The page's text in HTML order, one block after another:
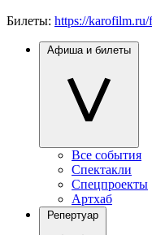
Билеты: https://
Афиша и билеты
Все события
Спектакли
Спецпроекты
Артхаб
Репертуар